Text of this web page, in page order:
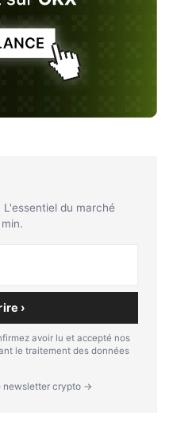
du marché
›
avoir lu et accepté nos
le traitement des données
newsletter crypto →